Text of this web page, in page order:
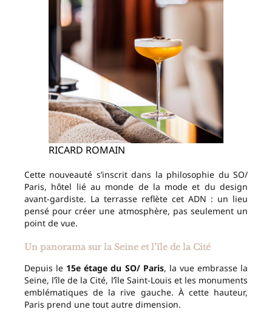
RICARD ROMAIN
Cette nouveauté s’inscrit dans la philosophie du SO/
Paris, hôtel lié au monde de la mode et du design
avant-gardiste. La terrasse reflète cet ADN : un lieu
pensé pour créer une atmosphère, pas seulement un
point de vue.
Un panorama sur la Seine et l’île de la Cité
Depuis le 15e étage du SO/ Paris, la vue embrasse la
Seine, l’île de la Cité, l’île Saint-Louis et les monuments
emblématiques de la rive gauche. À cette hauteur,
Paris prend une tout autre dimension.